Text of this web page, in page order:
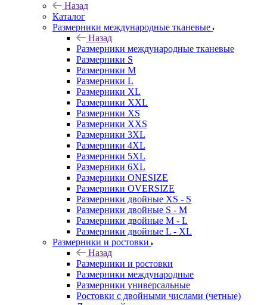
Назад
Каталог
Размерники международные тканевые
Назад
Размерники международные тканевые
Размерники S
Размерники M
Размерники L
Размерники XL
Размерники XXL
Размерники XS
Размерники XXS
Размерники 3XL
Размерники 4XL
Размерники 5XL
Размерники 6XL
Размерники ONESIZE
Размерники OVERSIZE
Размерники двойные XS - S
Размерники двойные S - M
Размерники двойные M - L
Размерники двойные L - XL
Размерники и ростовки
Назад
Размерники и ростовки
Размерники международные
Размерники универсальные
Ростовки с двойными числами (четные)